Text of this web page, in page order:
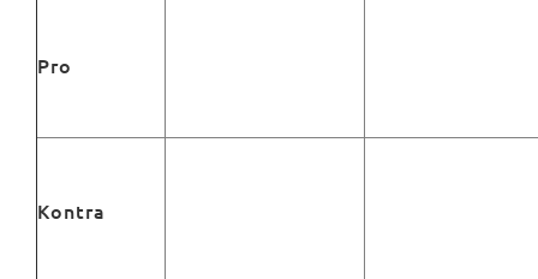
Pro
Kontra